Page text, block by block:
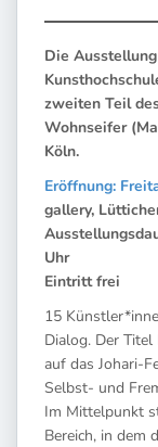
Die
zweiten Teil
Wohnseifer
Köln.
Eröffnung:
gallery,
Uhr
Eintritt frei
15
Dialog. Der
auf das Johari-
Selbst- und
Im Mittelpunkt
Bereich, in dem